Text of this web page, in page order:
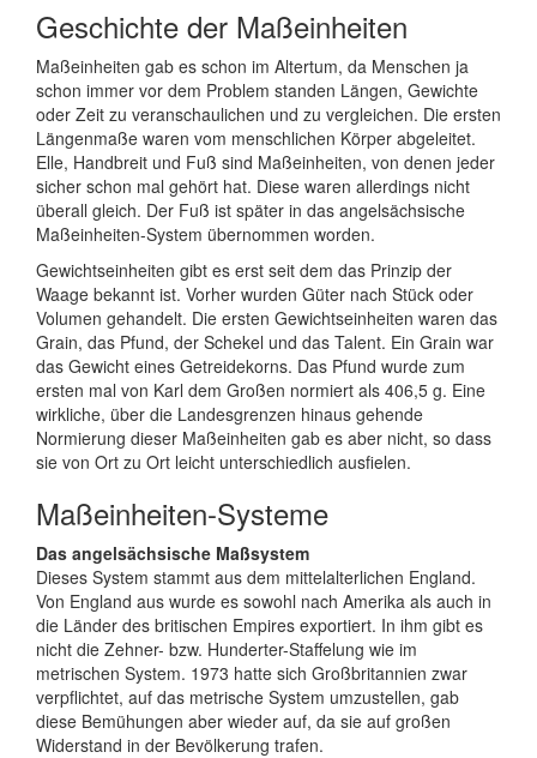
Geschichte der Maßeinheiten
Maßeinheiten gab es schon im Altertum, da Menschen ja
schon immer vor dem Problem standen Längen, Gewichte
oder Zeit zu veranschaulichen und zu vergleichen. Die ersten
Längenmaße waren vom menschlichen Körper abgeleitet.
Elle, Handbreit und Fuß sind Maßeinheiten, von denen jeder
sicher schon mal gehört hat. Diese waren allerdings nicht
überall gleich. Der Fuß ist später in das angelsächsische
Maßeinheiten-System übernommen worden.
Gewichtseinheiten gibt es erst seit dem das Prinzip der
Waage bekannt ist. Vorher wurden Güter nach Stück oder
Volumen gehandelt. Die ersten Gewichtseinheiten waren das
Grain, das Pfund, der Schekel und das Talent. Ein Grain war
das Gewicht eines Getreidekorns. Das Pfund wurde zum
ersten mal von Karl dem Großen normiert als 406,5 g. Eine
wirkliche, über die Landesgrenzen hinaus gehende
Normierung dieser Maßeinheiten gab es aber nicht, so dass
sie von Ort zu Ort leicht unterschiedlich ausfielen.
Maßeinheiten-Systeme
Das angelsächsische Maßsystem
Dieses System stammt aus dem mittelalterlichen England.
Von England aus wurde es sowohl nach Amerika als auch in
die Länder des britischen Empires exportiert. In ihm gibt es
nicht die Zehner- bzw. Hunderter-Staffelung wie im
metrischen System. 1973 hatte sich Großbritannien zwar
verpflichtet, auf das metrische System umzustellen, gab
diese Bemühungen aber wieder auf, da sie auf großen
Widerstand in der Bevölkerung trafen.